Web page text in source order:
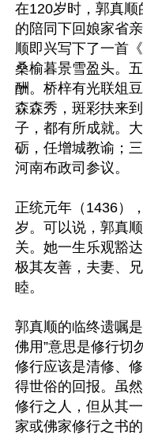
在120岁时，郭真
的陪同下回娘家省
顺即兴写下了一首
桑榆暮景雪盈头。
酬。桥梓有光联俎
森森秀，斑彩扶来
子，都有所成就。
砺，任增城教谕；
河南布政司参议。
正统元年（1436）
岁。可以说，郭真
关。她一生乐观豁
极其友善，夫妻、
睦。
郭真顺的临终遗嘱
佛用”意思是修行切
修行应该是清修、
得世俗的回报。虽
修行之人，但从其
家或佛家修行之书